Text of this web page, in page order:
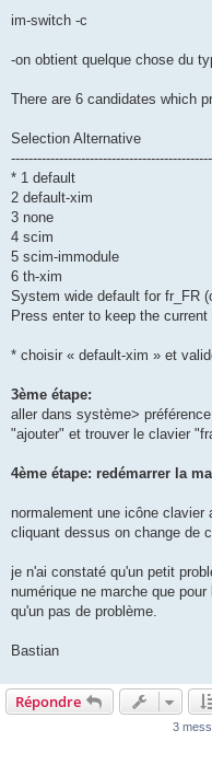
im-switch -c
-on obtient quelque chose du
There are 6 candidates which
Selection Alternative
* 1 default
2 default-xim
3 none
4 scim
5 scim-immodule
6 th-xim
System wide default for fr_FR
Press enter to keep the
* choisir « default-xim » et
3ème étape:
aller dans système>
"ajouter" et trouver le clavier
4ème étape: redémarrer la
normalement une icône
cliquant dessus on change de
je n'ai constaté qu'un petit
numérique ne marche que
qu'un pas de problème.
Bastian
Répondre
3